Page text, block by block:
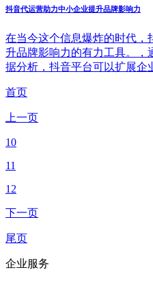
抖音代运营助力中小企业提升品牌影响力
在当今这个信息爆炸的时代，
升品牌影响力的有力工具。，
据分析，抖音平台可以扩展企
首页
上一页
10
11
12
下一页
尾页
企业服务